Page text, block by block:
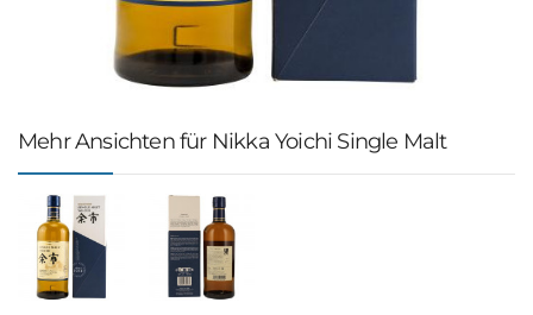
Mehr Ansichten für Nikka Yoichi Single Malt